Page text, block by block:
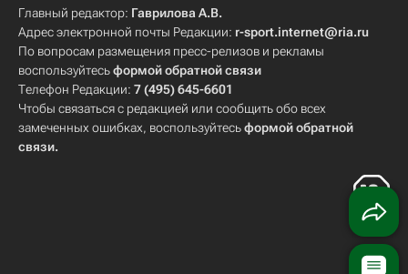
Главный редактор: Гаврилова А.В.
Адрес электронной почты Редакции: r-sport.internet@ria.ru
По вопросам размещения пресс-релизов и рекламы
воспользуйтесьформой обратной связи
Телефон Редакции: 7 (495) 645-6601
Чтобы связаться с редакцией или сообщить обо всех
замеченных ошибках, воспользуйтесьформой обратной
связи.